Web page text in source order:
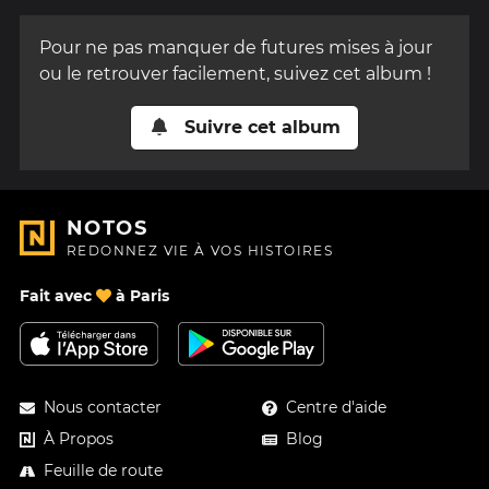
Pour ne pas manquer de futures mises à jour
ou le retrouver facilement, suivez cet album !
Suivre cet album
NOTOS
REDONNEZ VIE À VOS HISTOIRES
Fait avec à Paris
Nous contacter
À Propos
Feuille de route
Centre d'aide
Blog